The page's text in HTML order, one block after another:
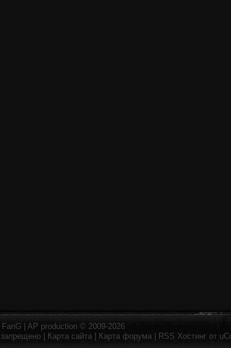
FanG AP production © 2009-2026
запрещено | Карта сайта Карта форума RSS Хостинг от